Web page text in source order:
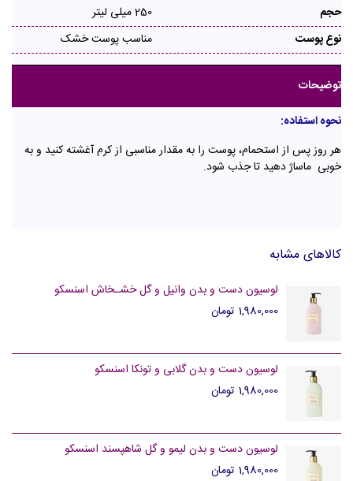
حجم
250 میلی لیتر
نوع پوست
مناسب پوست خشک
توضیحات
نحوه استفاده:
هر روز پس از استحمام، پوست را به مقدار مناسبی از کرم آغشته کنید و به
خوبی ماساژ دهید تا جذب شود.
کالاهای مشابه
لوسیون دست و بدن وانیل و گل خشـخاش اسنسکو
1,980,000 تومان
لوسیون دست و بدن گلابی و تونکا اسنسکو
1,980,000 تومان
لوسیون دست و بدن لیمو و گل شاهپسند اسنسکو
1,980,000 تومان